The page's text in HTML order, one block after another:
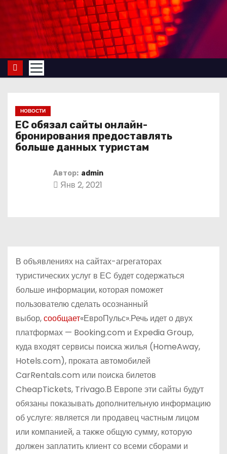
т
НОВОСТИ
ЕС обязал сайты онлайн-
бронирования предоставлять
больше данных туристам
Автор: admin
Янв 2, 2021
В объявлениях на сайтах-агрегаторах
туристических услуг в ЕС будет содержаться
больше информации, которая поможет
пользователю сделать осознанный
выбор,сообщает«ЕвроПульс».Речь идет о двух
платформах — Booking.com и Expedia Group,
куда входят сервисы поиска жилья (HomeAway,
Hotels.com), проката автомобилей
CarRentals.com или поиска билетов
CheapTickets, Trivago.В Европе эти сайты будут
обязаны показывать дополнительную информацию
об услуге: является ли продавец частным лицом
или компанией, а также общую сумму, которую
должен заплатить клиент со всеми сборами и